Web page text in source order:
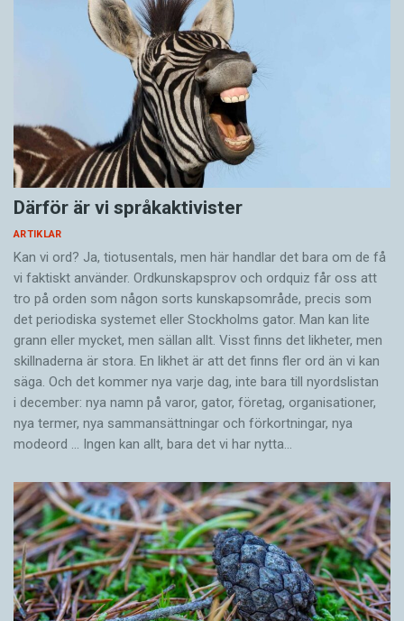
Därför är vi språkaktivister
ARTIKLAR
Kan vi ord? Ja, tiotusentals, men här handlar det bara om de få
vi faktiskt använder. Ordkunskapsprov och ordquiz får oss att
tro på orden som någon sorts kunskapsområde, precis som
det periodiska systemet eller Stockholms gator. Man kan lite
grann eller mycket, men sällan allt. Visst finns det likheter, men
skillnaderna är stora. En likhet är att det finns fler ord än vi kan
säga. Och det kommer nya varje dag, inte bara till nyordslistan
i december: nya namn på varor, gator, företag, organisationer,
nya termer, nya samman­sättningar och förkortningar, nya
modeord … Ingen kan allt, bara det vi har nytta…